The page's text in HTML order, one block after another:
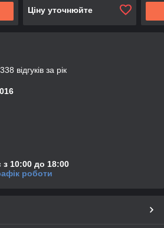
Ціну уточнюйте
відгуків за рік
10:00 до 18:00
роботи